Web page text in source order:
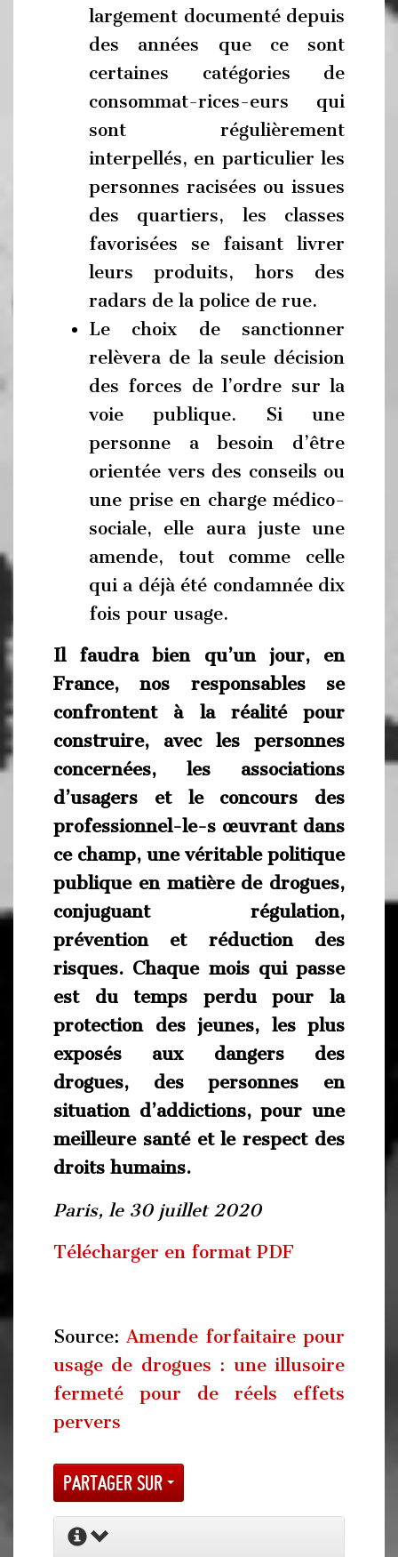
largement documenté depuis
des années que ce sont
certaines catégories de
consommat-rices-eurs qui
sont régulièrement
interpellés, en particulier les
personnes racisées ou issues
des quartiers, les classes
favorisées se faisant livrer
leurs produits, hors des
radars de la police de rue.
Le choix de sanctionner
relèvera de la seule décision
des forces de l’ordre sur la
voie publique. Si une
personne a besoin d’être
orientée vers des conseils ou
une prise en charge médico-
sociale, elle aura juste une
amende, tout comme celle
qui a déjà été condamnée dix
fois pour usage.
Il faudra bien qu’un jour, en
France, nos responsables se
confrontent à la réalité pour
construire, avec les personnes
concernées, les associations
d’usagers et le concours des
professionnel-le-s œuvrant dans
ce champ, une véritable politique
publique en matière de drogues,
conjuguant régulation,
prévention et réduction des
risques. Chaque mois qui passe
est du temps perdu pour la
protection des jeunes, les plus
exposés aux dangers des
drogues, des personnes en
situation d’addictions, pour une
meilleure santé et le respect des
droits humains.
Paris, le 30 juillet 2020
Télécharger en format PDF
Source: Amende forfaitaire pour
usage de drogues : une illusoire
fermeté pour de réels effets
pervers
Partager sur